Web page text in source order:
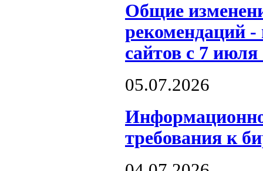
Общие
рекомендаций
сайтов с 7 июля
05.07.2026
требования к